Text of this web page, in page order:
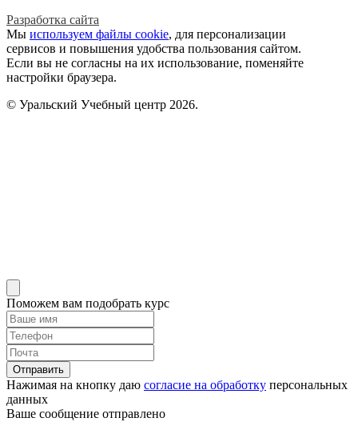
Разработка сайта
Мы используем файлы cookie, для персонализации
сервисов и повышения удобства пользования сайтом.
Если вы не согласны на их использование, поменяйте
настройки браузера.
© Уральский Учебный центр 2026.
Поможем вам подобрать курс
Отправить
Нажимая на кнопку даю согласие на обработку персональных
данных
Ваше сообщение отправлено